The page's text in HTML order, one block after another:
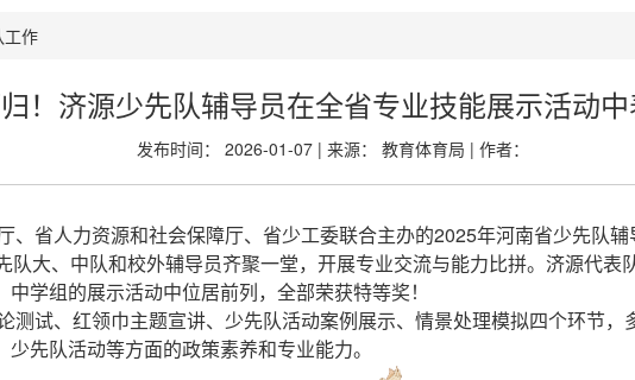
工作
！济源少先队辅导员在全省专业技能展示活动
发布时间： 2026-01-07 | 来源： 教育体育局 | 作者：
、省人力资源和社会保障厅、省少工委联合主办的2025年河南省少先队
队大、中队和校外辅导员齐聚一堂，开展专业交流与能力比拼。济源代表
学组的展示活动中位居前列，全部荣获特等奖！
测试、红领巾主题宣讲、少先队活动案例展示、情景处理模拟四个环节
先队活动等方面的政策素养和专业能力。